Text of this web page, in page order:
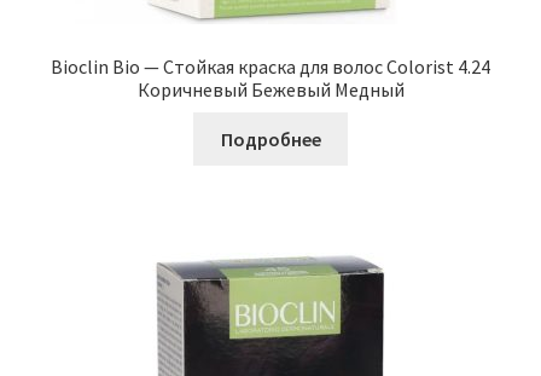
Bioclin Bio — Стойкая краска для волос Colorist 4.24
Коричневый Бежевый Медный
Подробнее